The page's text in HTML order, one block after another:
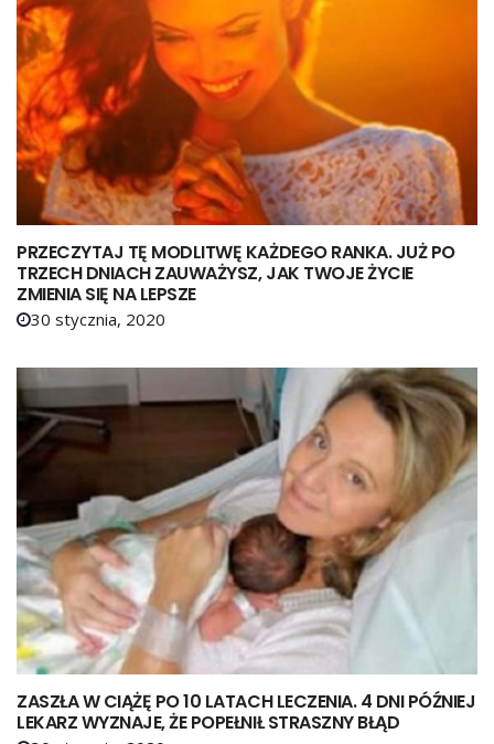
PRZECZYTAJ TĘ MODLITWĘ KAŻDEGO RANKA. JUŻ PO
TRZECH DNIACH ZAUWAŻYSZ, JAK TWOJE ŻYCIE
ZMIENIA SIĘ NA LEPSZE
30 stycznia, 2020
ZASZŁA W CIĄŻĘ PO 10 LATACH LECZENIA. 4 DNI PÓŹNIEJ
LEKARZ WYZNAJE, ŻE POPEŁNIŁ STRASZNY BŁĄD